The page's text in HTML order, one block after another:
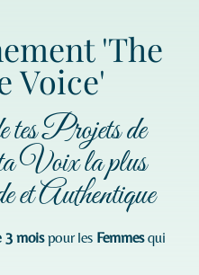
'The
Voice'
Projets de
Voix la plus
Authentique
3 moispour les Femmesqui